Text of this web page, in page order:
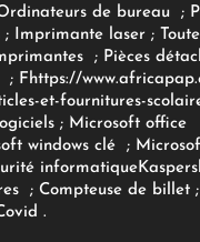
de bureau ;
;Imprimante laser;
; Pièces
; F https://
et-fournitures-
; Microsoft office
windows clé;
informatique
; Compteuse de billet;
.